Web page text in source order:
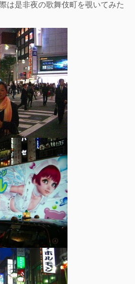
は是非夜の歌舞伎町を覗いてみた